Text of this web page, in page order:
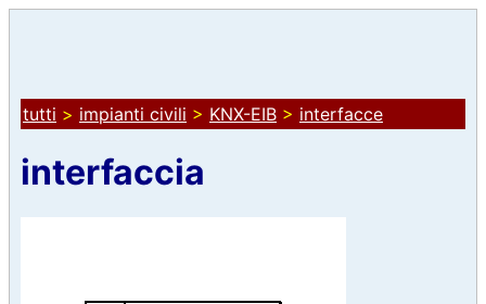
tutti > impianti civili > KNX-EIB > interfacce
interfaccia